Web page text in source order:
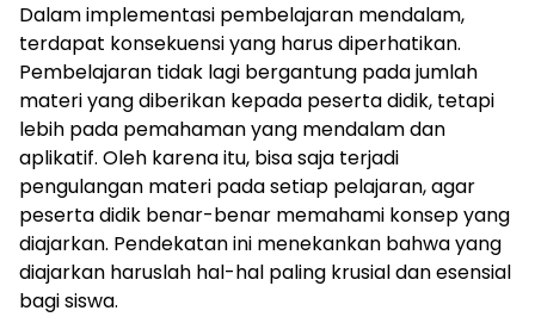
Dalam implementasi pembelajaran mendalam,
terdapat konsekuensi yang harus diperhatikan.
Pembelajaran tidak lagi bergantung pada jumlah
materi yang diberikan kepada peserta didik, tetapi
lebih pada pemahaman yang mendalam dan
aplikatif. Oleh karena itu, bisa saja terjadi
pengulangan materi pada setiap pelajaran, agar
peserta didik benar-benar memahami konsep yang
diajarkan. Pendekatan ini menekankan bahwa yang
diajarkan haruslah hal-hal paling krusial dan esensial
bagi siswa.